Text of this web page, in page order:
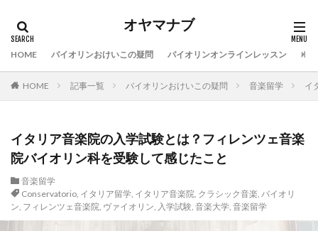
オヤマナブ
HOME バイオリンおけいこの疑問 バイオリンオンラインレッスン バ
HOME 記事一覧 バイオリンおけいこの疑問 音楽留学 イ
イタリア音楽院の入学試験とは？フィレンツェ音楽
院バイオリン科を受験して感じたこと
音楽留学
Conservatorio, イタリア留学, イタリア音楽院, クラシック音楽, バイオリ
ン, フィレンツェ音楽院, ヴァイオリン, 入学試験, 音楽大学, 音楽留学